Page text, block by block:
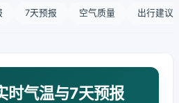
7天预报 空气质量 出行建议
时气温与7天预报